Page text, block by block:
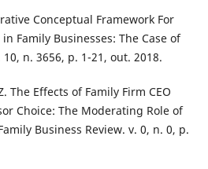
Conceptual Framework For
Family Businesses: The Case of
n. 3656, p. 1-21, out. 2018.
The Effects of Family Firm CEO
Choice: The Moderating Role of
Business Review. v. 0, n. 0, p.